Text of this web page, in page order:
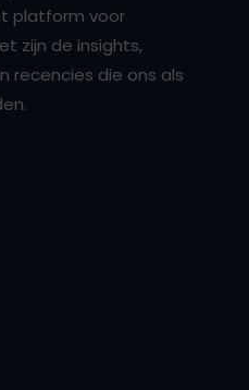
platform voor
zijn de insights,
recencies die ons als